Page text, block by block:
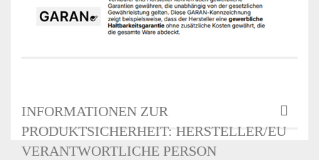
INFORMATIONEN ZUR
PRODUKTSICHERHEIT: HERSTELLER/EU
VERANTWORTLICHE PERSON